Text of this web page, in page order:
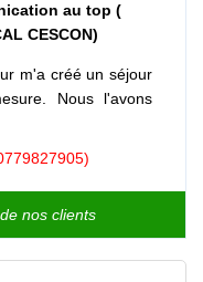
au top (
CESCON)
m'a créé un séjour
Nous l'avons
nos clients